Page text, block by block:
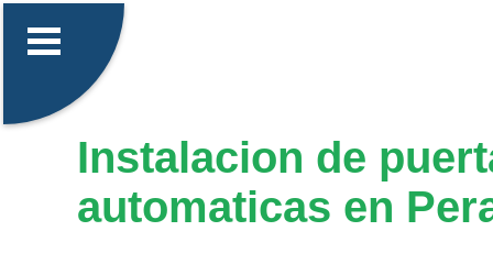
Instalacion de
automaticas en